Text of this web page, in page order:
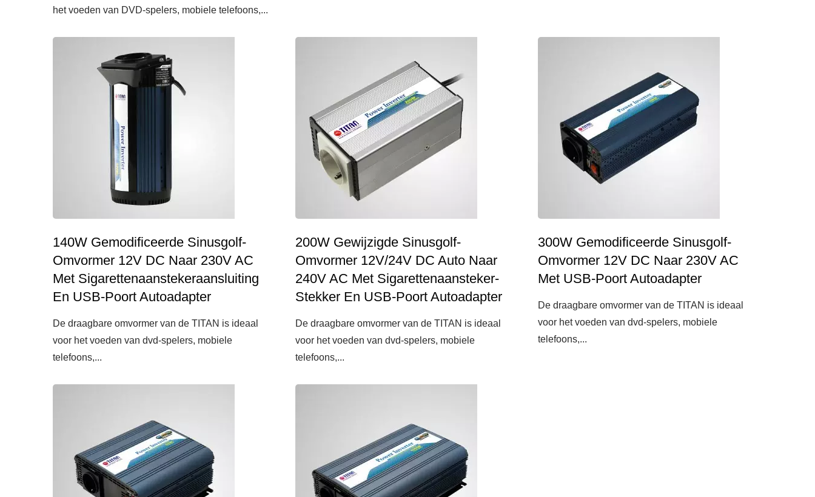
het voeden van DVD-spelers, mobiele telefoons,...
140W Gemodificeerde Sinusgolf-
Omvormer 12V DC Naar 230V AC
Met Sigarettenaanstekeraansluiting
En USB-Poort Autoadapter
De draagbare omvormer van de TITAN is ideaal
voor het voeden van dvd-spelers, mobiele
telefoons,...
200W Gewijzigde Sinusgolf-
Omvormer 12V/24V DC Auto Naar
240V AC Met Sigarettenaansteker-
Stekker En USB-Poort Autoadapter
De draagbare omvormer van de TITAN is ideaal
voor het voeden van dvd-spelers, mobiele
telefoons,...
300W Gemodificeerde Sinusgolf-
Omvormer 12V DC Naar 230V AC
Met USB-Poort Autoadapter
De draagbare omvormer van de TITAN is ideaal
voor het voeden van dvd-spelers, mobiele
telefoons,...